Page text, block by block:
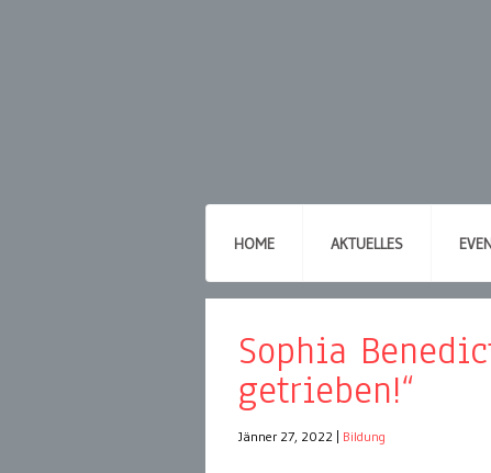
HOME AKTUELLES
Sophia
getrieben!“
Jänner 27, 2022 Bildung